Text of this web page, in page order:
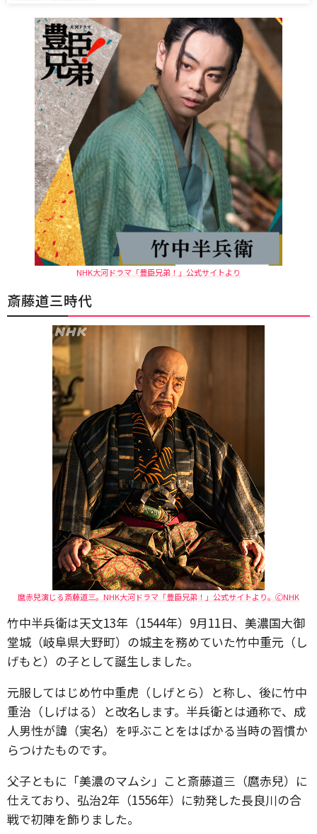
NHK大河ドラマ「豊臣兄弟！」公式サイトより
斎藤道三時代
麿赤兒演じる斎藤道三。NHK大河ドラマ「豊臣兄弟！」公式サイトより。🄫NHK
竹中半兵衛は天文13年（1544年）9月11日、美濃国大御
堂城（岐阜県大野町）の城主を務めていた竹中重元（し
げもと）の子として誕生しました。
元服してはじめ竹中重虎（しげとら）と称し、後に竹中
重治（しげはる）と改名します。半兵衛とは通称で、成
人男性が諱（実名）を呼ぶことをはばかる当時の習慣か
らつけたものです。
父子ともに「美濃のマムシ」こと斎藤道三（麿赤兒）に
仕えており、弘治2年（1556年）に勃発した長良川の合
戦で初陣を飾りました。